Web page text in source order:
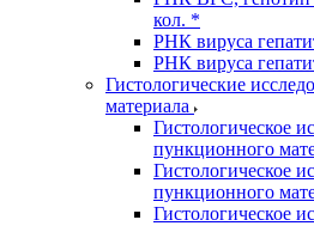
кол. *
РНК вируса
РНК вируса
Гистологические
материала
Гистологическое
пункционного
Гистологическое
пункционного
Гистологическое